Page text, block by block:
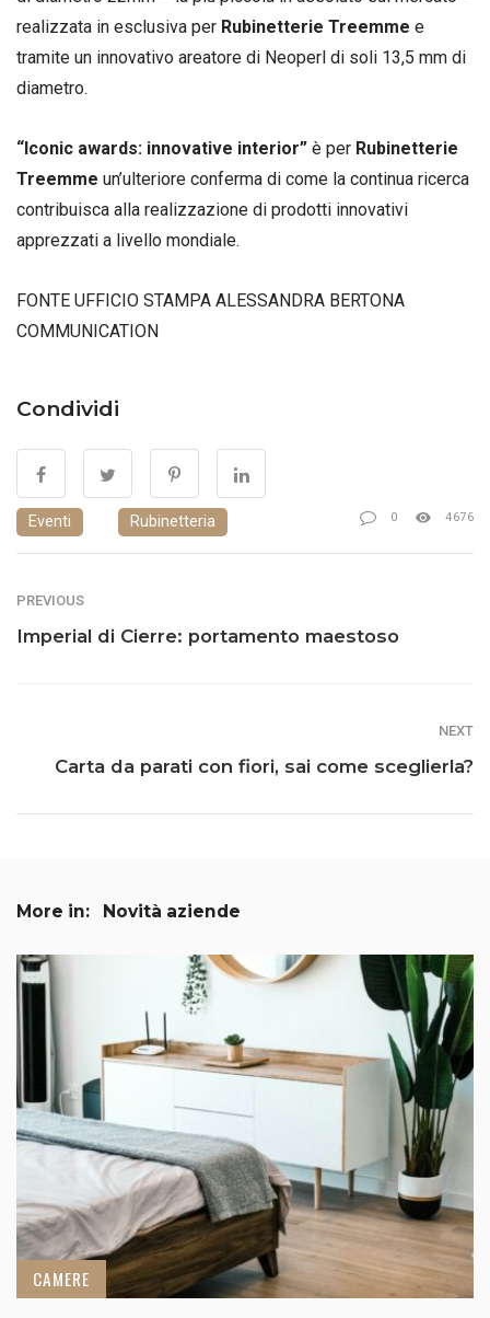
realizzata in esclusiva per Rubinetterie Treemme e
tramite un innovativo areatore di Neoperl di soli 13,5 mm di
diametro.
“Iconic awards: innovative interior” è per Rubinetterie
Treemme un’ulteriore conferma di come la continua ricerca
contribuisca alla realizzazione di prodotti innovativi
apprezzati a livello mondiale.
FONTE UFFICIO STAMPA ALESSANDRA BERTONA
COMMUNICATION
Condividi
Eventi Rubinetteria 0 4676
PREVIOUS
Imperial di Cierre: portamento maestoso
NEXT
Carta da parati con fiori, sai come sceglierla?
More in: Novità aziende
CAMERE